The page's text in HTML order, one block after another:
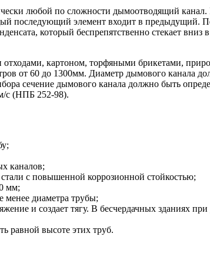
любой по сложности дымоотводящий
последующий элемент входит в предыдущий.
который беспрепятственно стекает вниз
картоном, торфяными брикетами,
от 60 до 1300мм. Диаметр дымового канала
сечение дымового канала должно быть
м/с (НПБ 252-98).
каналов;
с повышенной коррозионной стойкостью;
мм;
менее диаметра трубы;
и создает тягу. В бесчердачных зданиях
равной высоте этих труб.